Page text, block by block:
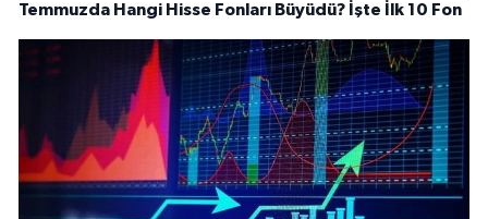
Temmuzda Hangi Hisse Fonları Büyüdü? İşte İlk 10 Fon